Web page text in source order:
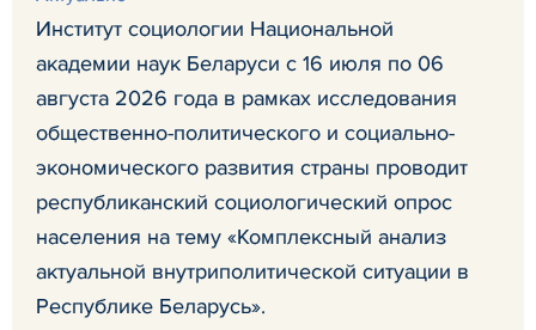
Институт социологии Национальной
академии наук Беларуси с 16 июля по 06
августа 2026 года в рамках исследования
общественно-политического и социально-
экономического развития страны проводит
республиканский социологический опрос
населения на тему «Комплексный анализ
актуальной внутриполитической ситуации в
Республике Беларусь».